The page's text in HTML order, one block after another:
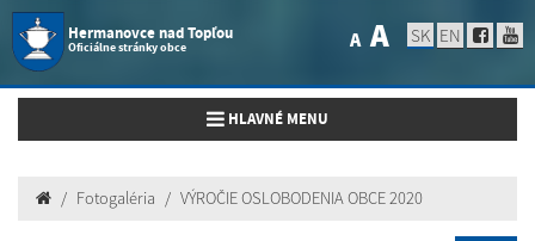
Hermanovce nad Topľou
Oficiálne stránky obce A A SK EN
Toggle navigation
HLAVNÉ MENU
Fotogaléria VÝROČIE OSLOBODENIA OBCE 2020